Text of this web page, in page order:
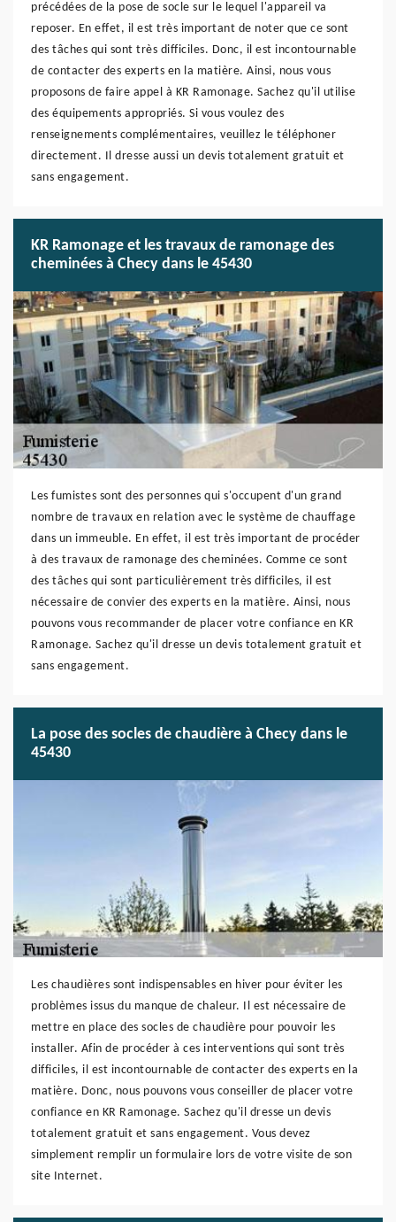
précédées de la pose de socle sur le lequel l'appareil va
reposer. En effet, il est très important de noter que ce sont
des tâches qui sont très difficiles. Donc, il est incontournable
de contacter des experts en la matière. Ainsi, nous vous
proposons de faire appel à KR Ramonage. Sachez qu'il utilise
des équipements appropriés. Si vous voulez des
renseignements complémentaires, veuillez le téléphoner
directement. Il dresse aussi un devis totalement gratuit et
sans engagement.
KR Ramonage et les travaux de ramonage des
cheminées à Checy dans le 45430
Les fumistes sont des personnes qui s'occupent d'un grand
nombre de travaux en relation avec le système de chauffage
dans un immeuble. En effet, il est très important de procéder
à des travaux de ramonage des cheminées. Comme ce sont
des tâches qui sont particulièrement très difficiles, il est
nécessaire de convier des experts en la matière. Ainsi, nous
pouvons vous recommander de placer votre confiance en KR
Ramonage. Sachez qu'il dresse un devis totalement gratuit et
sans engagement.
La pose des socles de chaudière à Checy dans le
45430
Les chaudières sont indispensables en hiver pour éviter les
problèmes issus du manque de chaleur. Il est nécessaire de
mettre en place des socles de chaudière pour pouvoir les
installer. Afin de procéder à ces interventions qui sont très
difficiles, il est incontournable de contacter des experts en la
matière. Donc, nous pouvons vous conseiller de placer votre
confiance en KR Ramonage. Sachez qu'il dresse un devis
totalement gratuit et sans engagement. Vous devez
simplement remplir un formulaire lors de votre visite de son
site Internet.